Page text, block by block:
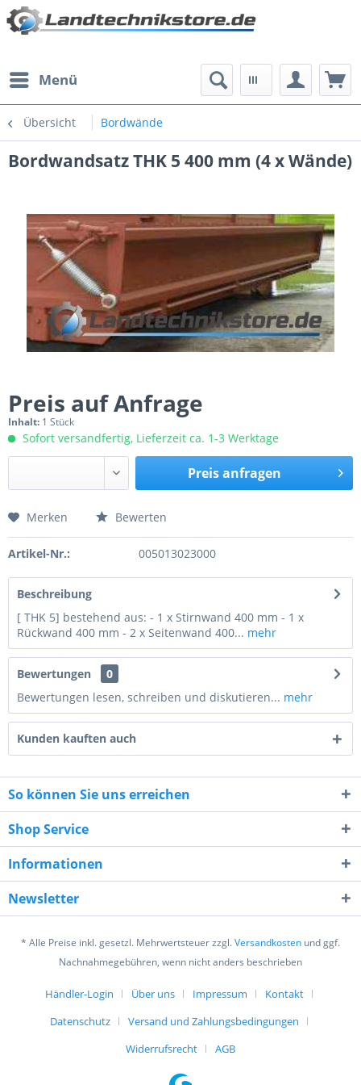
Menü
Übersicht Bordwände
Bordwandsatz THK 5 400 mm (4 x Wände)
Preis auf Anfrage
Inhalt: 1 Stück
Sofort versandfertig, Lieferzeit ca. 1-3 Werktage
Preis anfragen
Preis anfragen
9 - 3 = ?
Ich habe die Datenschutzerklärung
verstanden und stimme zu. *
Mit * gekennzeichnete Felder sind Pflichtfelder.
Senden
Merken Bewerten
Artikel-Nr.: 005013023000
Beschreibung
[ THK 5] bestehend aus: - 1 x Stirnwand 400 mm - 1 x
Rückwand 400 mm - 2 x Seitenwand 400... mehr
Bewertungen
0
Bewertungen lesen, schreiben und diskutieren... mehr
Kunden kauften auch
So können Sie uns erreichen
Shop Service
Informationen
Newsletter
* Alle Preise inkl. gesetzl. Mehrwertsteuer zzgl.Versandkosten und ggf.
Nachnahmegebühren, wenn nicht anders beschrieben
Händler-Login Über uns Impressum
Kontakt
Datenschutz
Versand und Zahlungsbedingungen
Widerrufsrecht
AGB